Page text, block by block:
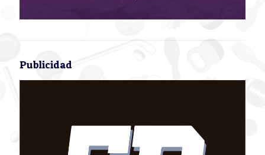
Publicidad